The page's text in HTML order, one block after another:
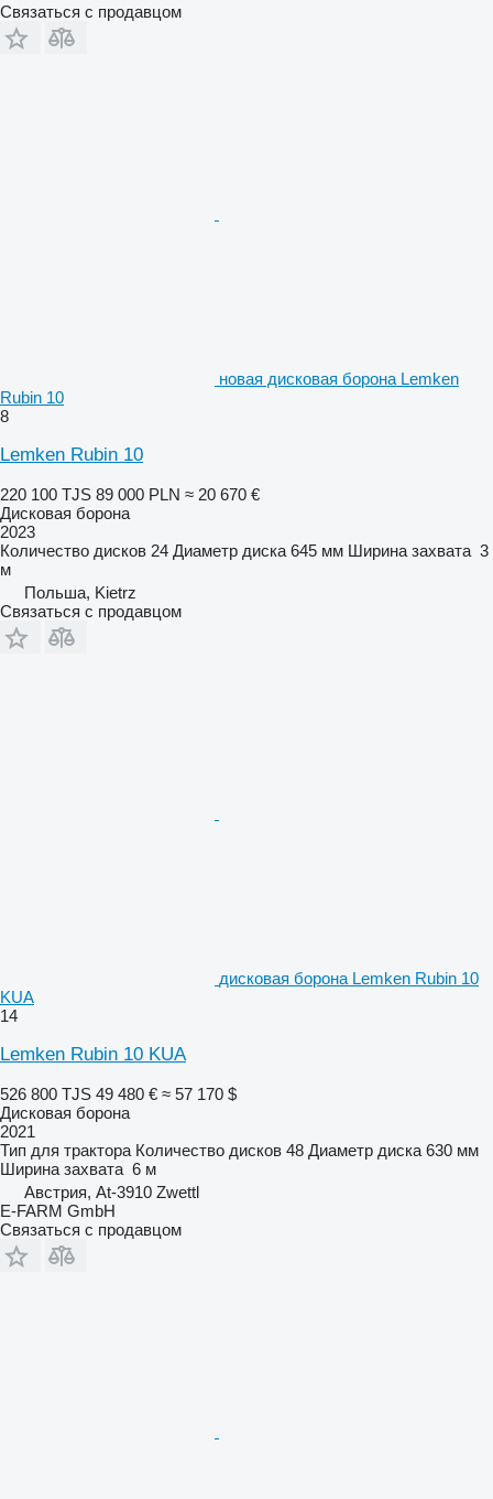
Связаться с продавцом
новая дисковая борона Lemken
Rubin 10
8
Lemken Rubin 10
220 100 TJS 89 000 PLN ≈ 20 670 €
Дисковая борона
2023
Количество дисков 24 Диаметр диска 645 мм Ширина захвата 3
м
Польша, Kietrz
Связаться с продавцом
дисковая борона Lemken Rubin 10
KUA
14
Lemken Rubin 10 KUA
526 800 TJS 49 480 € ≈ 57 170 $
Дисковая борона
2021
Тип для трактора Количество дисков 48 Диаметр диска 630 мм
Ширина захвата 6 м
Австрия, At-3910 Zwettl
E-FARM GmbH
Связаться с продавцом